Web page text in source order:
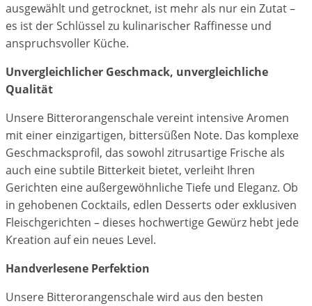
ausgewählt und getrocknet, ist mehr als nur ein Zutat –
es ist der Schlüssel zu kulinarischer Raffinesse und
anspruchsvoller Küche.
Unvergleichlicher Geschmack, unvergleichliche
Qualität
Unsere Bitterorangenschale vereint intensive Aromen
mit einer einzigartigen, bittersüßen Note. Das komplexe
Geschmacksprofil, das sowohl zitrusartige Frische als
auch eine subtile Bitterkeit bietet, verleiht Ihren
Gerichten eine außergewöhnliche Tiefe und Eleganz. Ob
in gehobenen Cocktails, edlen Desserts oder exklusiven
Fleischgerichten – dieses hochwertige Gewürz hebt jede
Kreation auf ein neues Level.
Handverlesene Perfektion
Unsere Bitterorangenschale wird aus den besten